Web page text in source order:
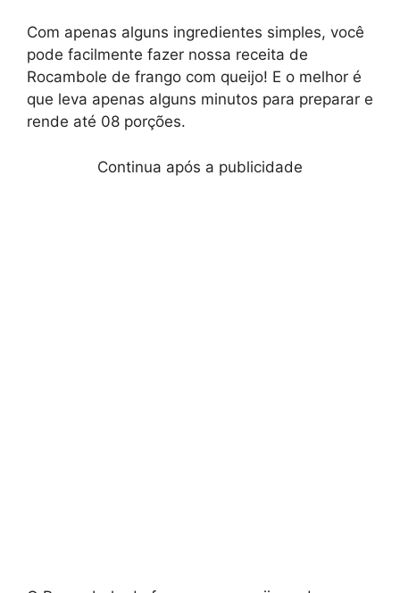
Com apenas alguns ingredientes simples, você
pode facilmente fazer nossa receita de
Rocambole de frango com queijo! E o melhor é
que leva apenas alguns minutos para preparar e
rende até 08 porções.
Continua após a publicidade